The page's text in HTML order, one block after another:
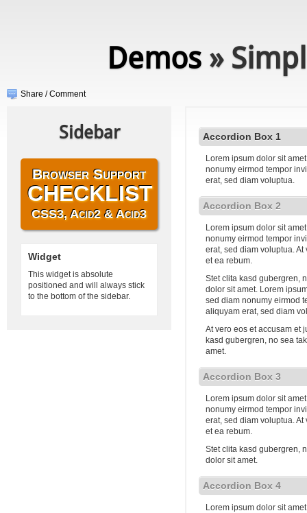
Demos»
Share / Comment
Accordion Box 1
Lorem ipsum dolor sit
nonumy eirmod tempor
erat, sed diam voluptua.
Accordion Box 2
Lorem ipsum dolor sit
nonumy eirmod tempor
erat, sed diam voluptua.
et ea rebum.
Stet clita kasd gubergren,
dolor sit amet. Lorem
sed diam nonumy eirmod
aliquyam erat, sed diam
At vero eos et accusam et
kasd gubergren, no sea
amet.
Accordion Box 3
Lorem ipsum dolor sit
nonumy eirmod tempor
erat, sed diam voluptua.
et ea rebum.
Stet clita kasd gubergren,
dolor sit amet.
Accordion Box 4
Lorem ipsum dolor sit
Sidebar
Browser Support
CHECKLIST
CSS3, Acid2 & Acid3
Widget
This widget is absolute
positioned and will always stick
to the bottom of the sidebar.